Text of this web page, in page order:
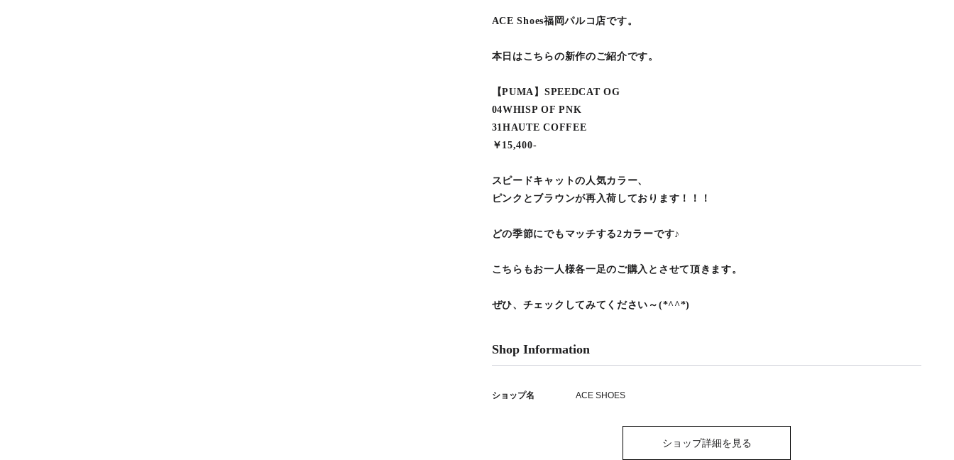
ACE Shoes福岡パルコ店です。
本日はこちらの新作のご紹介です。
【PUMA】SPEEDCAT OG
04WHISP OF PNK
31HAUTE COFFEE
￥15,400-
スピードキャットの人気カラー、
ピンクとブラウンが再入荷しております！！！
どの季節にでもマッチする2カラーです♪
こちらもお一人様各一足のご購入とさせて頂きます。
ぜひ、チェックしてみてください～(*^^*)
Shop Information
ショップ名 ACE SHOES
ショップ詳細を見る